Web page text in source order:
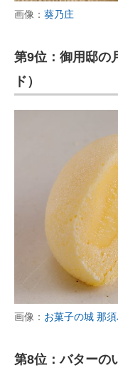
画像： 葵乃庄
第9位：御用邸の
ド）
画像： お菓子の城 那
第8位：バターの